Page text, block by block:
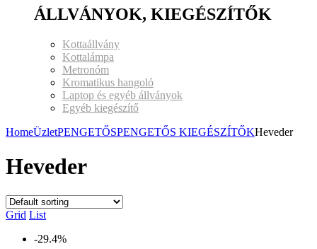
ÁLLVÁNYOK, KIEGÉSZÍTŐK
Kottaállvány
Kottalámpa
Metronóm
Kromatikus hangoló
Laptop és egyéb állványok
Egyéb kiegészítő
HomeÜzletPENGETŐSPENGETŐS KIEGÉSZÍTŐKHeveder
Heveder
Grid List
-29.4%